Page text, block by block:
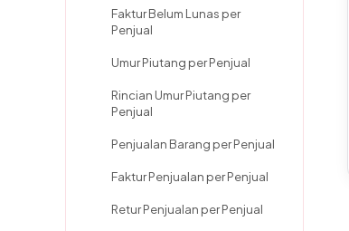
Faktur Belum Lunas per
Penjual
Umur Piutang per Penjual
Rincian Umur Piutang per
Penjual
Penjualan Barang per Penjual
Faktur Penjualan per Penjual
Retur Penjualan per Penjual